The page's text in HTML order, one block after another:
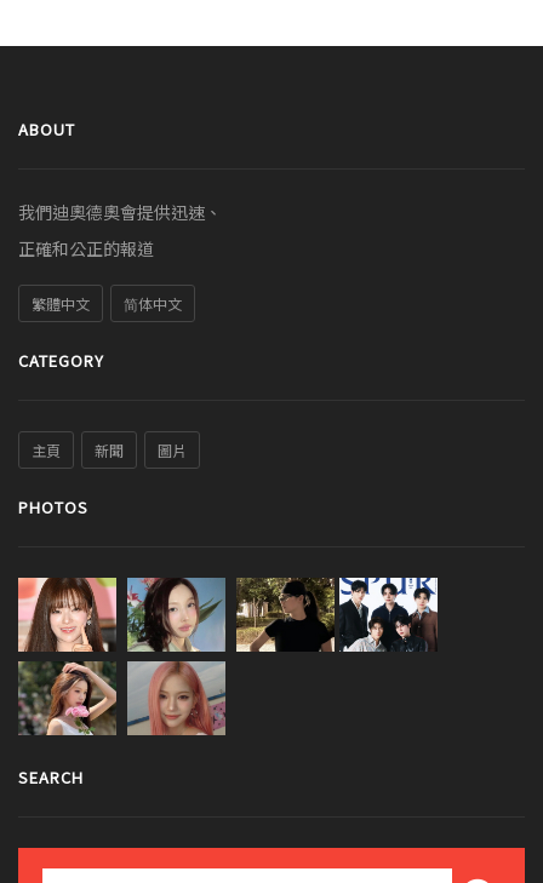
ABOUT
我們迪奧德奧會提供迅速、
正確和公正的報道
繁體中文 简体中文
CATEGORY
主頁 新聞 圖片
PHOTOS
SEARCH